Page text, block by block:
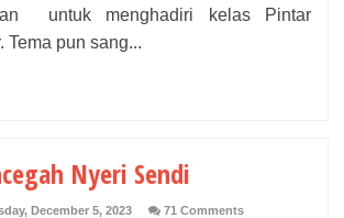
untuk menghadiri kelas Pintar
Tema pun sang...
Nyeri Sendi
December 5, 2023 71 Comments